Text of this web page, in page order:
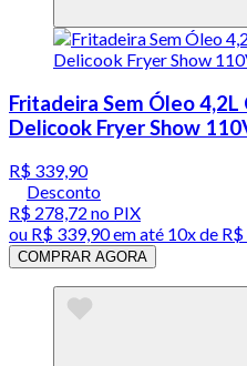
Fritadeira Sem Óleo
Delicook Fryer Show
R$ 339,90
Desconto
R$ 278,72 no PIX
ou R$ 339,90em até 10x de
COMPRAR AGORA